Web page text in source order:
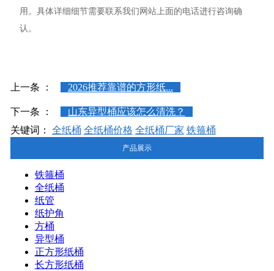
用。具体详细细节需要联系我们网站上面的电话进行咨询确
认。
上一条 ： 2026推荐靠谱的方形纸...
下一条 ：
山东异型桶应该怎么清洗？
关键词： 全纸桶 全纸桶价格 全纸桶厂家 铁箍桶
产品展示
铁箍桶
全纸桶
纸管
纸护角
方桶
异型桶
正方形纸桶
长方形纸桶